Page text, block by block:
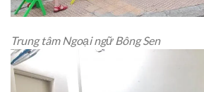
Trung tâm Ngoại ngữ Bông Sen